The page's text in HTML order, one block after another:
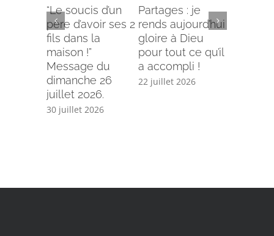
“Le soucis d’un
père d’avoir ses 2
fils dans la
maison !”
Message du
dimanche 26
juillet 2026.
30 juillet 2026
Partages : je
rends aujourd’hui
gloire à Dieu
pour tout ce qu’il
a accompli !
22 juillet 2026